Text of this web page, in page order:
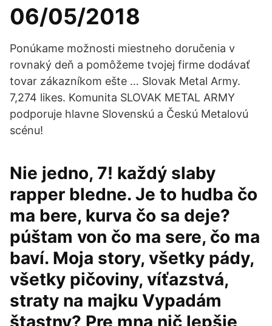
06/05/2018
Ponúkame možnosti miestneho doručenia v
rovnaký deň a pomôžeme tvojej firme dodávať
tovar zákazníkom ešte … Slovak Metal Army.
7,274 likes. Komunita SLOVAK METAL ARMY
podporuje hlavne Slovenskú a Českú Metalovú
scénu!
Nie jedno, 7! každý slaby
rapper bledne. Je to hudba čo
ma bere, kurva čo sa deje?
púštam von čo ma sere, čo ma
baví. Moja story, všetky pády,
všetky pičoviny, víťazstvá,
straty na majku Vypadám
štastny? Pre mna nič lepšie